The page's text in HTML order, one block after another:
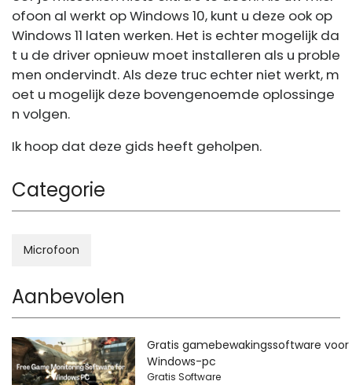
ofoon al werkt op Windows 10, kunt u deze ook op
Windows 11 laten werken. Het is echter mogelijk da
t u de driver opnieuw moet installeren als u proble
men ondervindt. Als deze truc echter niet werkt, m
oet u mogelijk deze bovengenoemde oplossinge
n volgen.
Ik hoop dat deze gids heeft geholpen.
Categorie
Microfoon
Aanbevolen
Gratis gamebewakingssoftware voor
Windows-pc
Gratis Software